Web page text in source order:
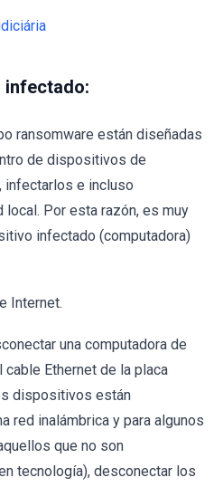
ransomware están diseñadas
de dispositivos de
infectarlos e incluso
Por esta razón, es muy
infectado (computadora)
Internet.
una computadora de
Ethernet de la placa
dispositivos están
red inalámbrica y para algunos
que no son
tecnología), desconectar los